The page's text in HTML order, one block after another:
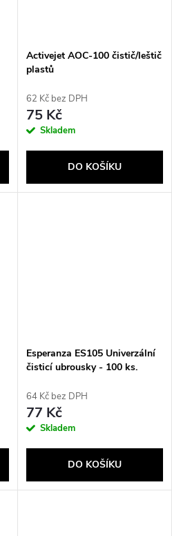
Activejet AOC-100 čistič/leštič
plastů
62 Kč bez DPH
75 Kč
Skladem
DO KOŠÍKU
Esperanza ES105 Univerzální
čisticí ubrousky - 100 ks.
64 Kč bez DPH
77 Kč
Skladem
DO KOŠÍKU